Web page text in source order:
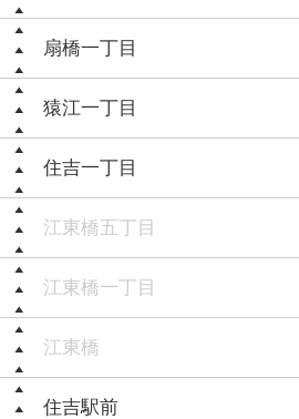
扇橋一丁目
猿江一丁目
住吉一丁目
江東橋五丁目
江東橋一丁目
江東橋
住吉駅前